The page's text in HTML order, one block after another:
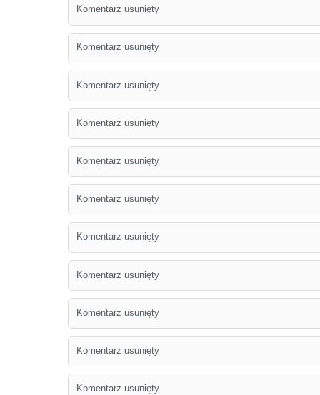
Komentarz usunięty
Komentarz usunięty
Komentarz usunięty
Komentarz usunięty
Komentarz usunięty
Komentarz usunięty
Komentarz usunięty
Komentarz usunięty
Komentarz usunięty
Komentarz usunięty
Komentarz usunięty